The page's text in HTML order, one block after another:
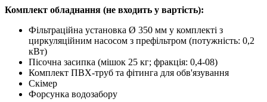
Комплект обладнання (не входить у вартість):
Фільтраційна установка Ø 350 мм у комплекті з
циркуляційним насосом з префільтром (потужність: 0,2
кВт)
Пісочна засипка (мішок 25 кг; фракція: 0,4-08)
Комплект ПВХ-труб та фітинга для обв'язування
Скімер
Форсунка водозабору